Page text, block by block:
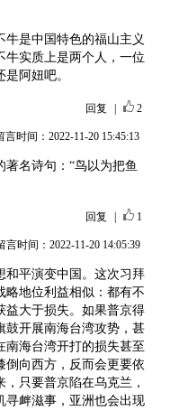
牛是中国特色的福山主义
牛实质上是两个人，一位
阿妞吧。
回复 2
言时间：2022-11-20 15:45:13
名诗句：“鸟以为把鱼
回复 1
言时间：2022-11-20 14:05:39
和平演变中国。这次习拜
略地位利益相似：都有不
益大于损失。如果普京得
鼓开展南海台湾攻势，甚
南海台湾开打的损失甚至
倒向西方，反而会更要依
只要普京陷在乌克兰，
寻衅滋事，亚洲也会出现